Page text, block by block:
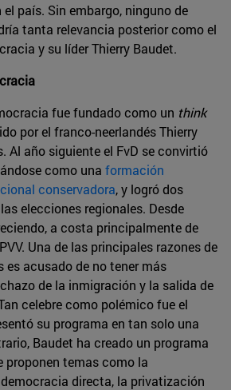
país. Sin embargo, ninguno de
tanta relevancia posterior como el
y su líder Thierry Baudet.
fue fundado como un think
por el franco-neerlandés Thierry
Al año siguiente el FvD se convirtió
como una formación
conservadora, y logró dos
elecciones regionales. Desde
a costa principalmente de
Una de las principales razones de
es acusado de no tener más
de la inmigración y la salida de
celebre como polémico fue el
su programa en tan solo una
Baudet ha creado un programa
proponen temas como la
directa, la privatización